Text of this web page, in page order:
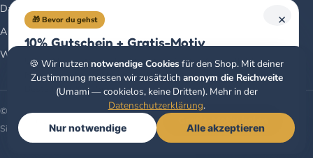
Datenschutz
AGB
Widerrufsbelehrung
© 2026 Christoph Alexander Verlag e.U. · Klagenfurt, Österreich
Sicher bezahlen mit
×
🎁 Bevor du gehst
10% Gutschein + Gratis-Motiv
Unser Newsletter: jeden Monat ein Gratis-Ausmalbild,
Neues aus dem Verlag & ein 10%-Gutschein auf deine erste
Bestellung. Kein Spam.
🧭 Buchberater
🍪 Wir nutzen notwendige Cookies für den Shop. Mit deiner
Zustimmung messen wir zusätzlich anonym die Reichweite
(Umami — cookielos, keine Dritten). Mehr in der
Datenschutzerklärung.
Nur notwendige Alle akzeptieren